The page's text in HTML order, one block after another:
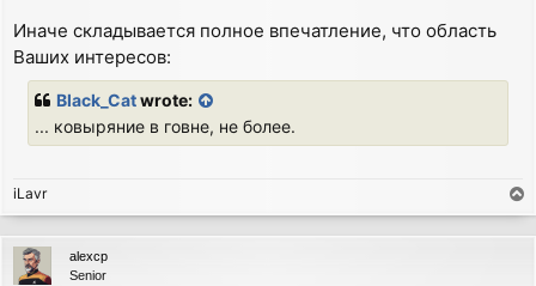
Иначе складывается полное впечатление, что область
Ваших интересов:
Black_Catwrote:
... ковыряние в говне, не более.
iLavr
o
p
alexcp
Senior